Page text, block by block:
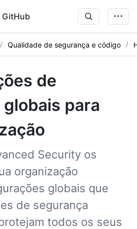
GitHub
Qualidade de segurança e código
de
para
Security os
organização
globais que
de segurança
todos os seus